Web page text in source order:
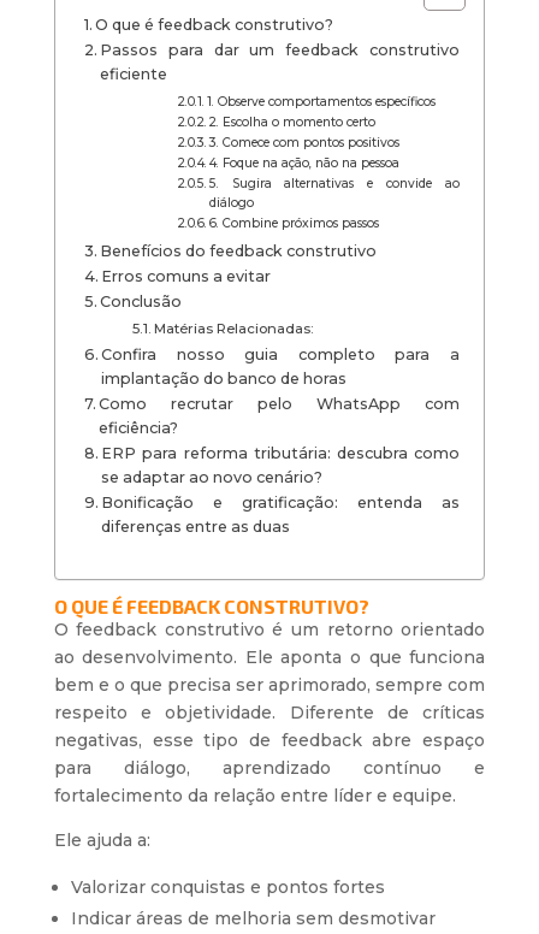
O que é feedback construtivo?
Passos para dar um feedback construtivo
eficiente
1. Observe comportamentos específicos
2. Escolha o momento certo
3. Comece com pontos positivos
4. Foque na ação, não na pessoa
5. Sugira alternativas e convide ao
diálogo
6. Combine próximos passos
Benefícios do feedback construtivo
Erros comuns a evitar
Conclusão
Matérias Relacionadas:
Confira nosso guia completo para a
implantação do banco de horas
Como recrutar pelo WhatsApp com
eficiência?
ERP para reforma tributária: descubra como
se adaptar ao novo cenário?
Bonificação e gratificação: entenda as
diferenças entre as duas
O QUE É FEEDBACK CONSTRUTIVO?
O feedback construtivo é um retorno orientado
ao desenvolvimento. Ele aponta o que funciona
bem e o que precisa ser aprimorado, sempre com
respeito e objetividade. Diferente de críticas
negativas, esse tipo de feedback abre espaço
para diálogo, aprendizado contínuo e
fortalecimento da relação entre líder e equipe.
Ele ajuda a:
Valorizar conquistas e pontos fortes
Indicar áreas de melhoria sem desmotivar